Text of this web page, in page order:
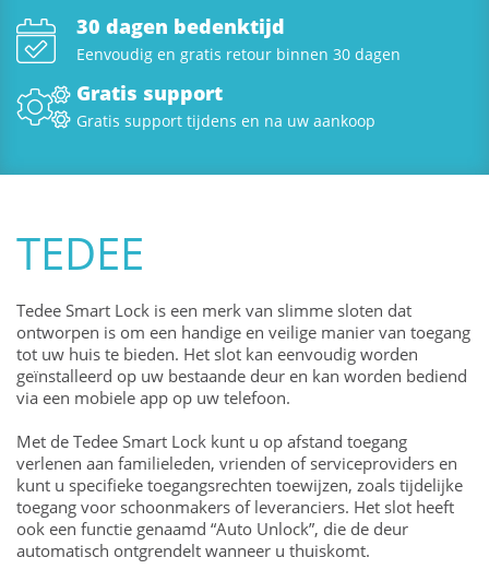
30 dagen bedenktijd
Eenvoudig en gratis retour binnen 30 dagen
Gratis support
Gratis support tijdens en na uw aankoop
TEDEE
Tedee Smart Lock is een merk van slimme sloten dat
ontworpen is om een ​​handige en veilige manier van toegang
tot uw huis te bieden. Het slot kan eenvoudig worden
geïnstalleerd op uw bestaande deur en kan worden bediend
via een mobiele app op uw telefoon.
Met de Tedee Smart Lock kunt u op afstand toegang
verlenen aan familieleden, vrienden of serviceproviders en
kunt u specifieke toegangsrechten toewijzen, zoals tijdelijke
toegang voor schoonmakers of leveranciers. Het slot heeft
ook een functie genaamd “Auto Unlock”, die de deur
automatisch ontgrendelt wanneer u thuiskomt.